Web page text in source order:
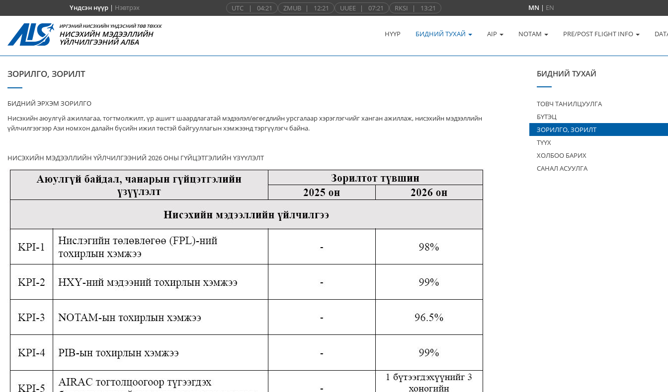
Үндсэн нүүр| Нэвтрэх UTC | 04:21 ZMUB | 12:21 UUEE | 07:21 RKSI | 13:21 MN | EN
ИРГЭНИЙ НИСЭХИЙН ҮНДЭСНИЙ ТӨВ ТӨХХК
НИСЭХИЙН МЭДЭЭЛЛИЙН
ҮЙЛЧИЛГЭЭНИЙ АЛБА
НҮҮР БИДНИЙ ТУХАЙ AIP NOTAM PRE/POST FLIGHT INFO
ЗОРИЛГО, ЗОРИЛТ
БИДНИЙ ЭРХЭМ ЗОРИЛГО
Нисэхийн аюулгүй ажиллагаа, тогтмолжилт, үр ашигт шаардлагатай мэдээлэл/өгөгдлийн урсгалаар хэрэглэгчийг ханган ажиллаж, нисэхийн мэдээллийн
үйлчилгээгээр Ази номхон далайн бүсийн ижил төстэй байгууллагын хэмжээнд тэргүүлэгч байна.
НИСЭХИЙН МЭДЭЭЛЛИЙН ҮЙЛЧИЛГЭЭНИЙ 2026 ОНЫ ГҮЙЦЭТГЭЛИЙН ҮЗҮҮЛЭЛТ
БИДНИЙ ТУХАЙ
ТОВЧ ТАНИЛЦУУЛГА
БҮТЭЦ
ЗОРИЛГО, ЗОРИЛТ
ТҮҮХ
ХОЛБОО БАРИХ
САНАЛ АСУУЛГА